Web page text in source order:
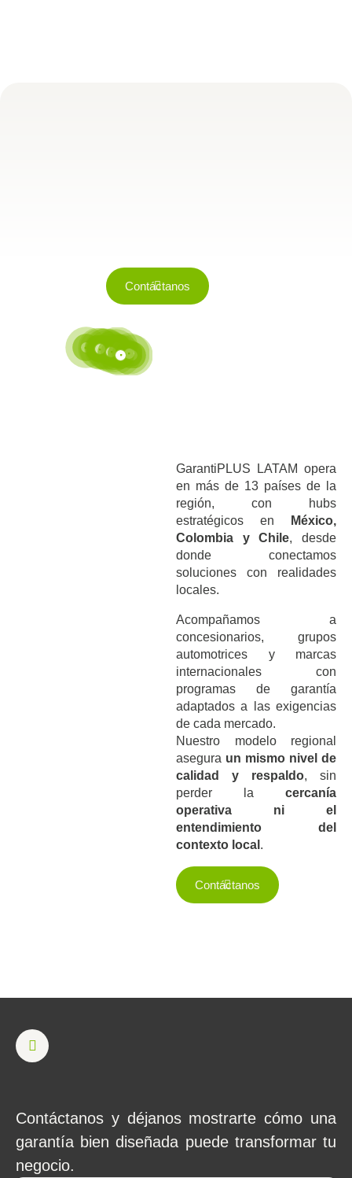
Contáctanos
GarantiPLUS LATAM opera
en más de 13 países de la
región, con hubs
estratégicos en
México,
Colombia y Chile, desde
donde conectamos
soluciones con realidades
locales.
Acompañamos a
concesionarios, grupos
automotrices y marcas
internacionales con
programas de garantía
adaptados a las exigencias
de cada mercado.
Nuestro modelo regional
asegura un mismo nivel de
calidad y respaldo, sin
perder la cercanía
operativa ni el
entendimiento del
contexto local .
Contáctanos
Contáctanos y déjanos mostrarte cómo una
garantía bien diseñada puede transformar tu
negocio.